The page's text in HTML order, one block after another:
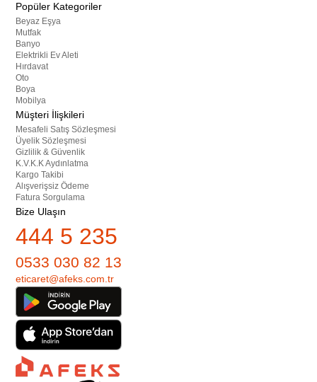
Popüler Kategoriler
Beyaz Eşya
Mutfak
Banyo
Elektrikli Ev Aleti
Hırdavat
Oto
Boya
Mobilya
Müşteri İlişkileri
Mesafeli Satış Sözleşmesi
Üyelik Sözleşmesi
Gizlilik & Güvenlik
K.V.K.K Aydınlatma
Kargo Takibi
Alışverişsiz Ödeme
Fatura Sorgulama
Bize Ulaşın
444 5 235
0533 030 82 13
eticaret@afeks.com.tr